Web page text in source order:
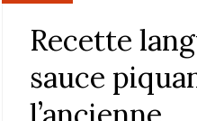
Recette
sauce